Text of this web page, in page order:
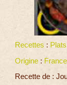
Recettes : Plats
Origine : France
Recette de :